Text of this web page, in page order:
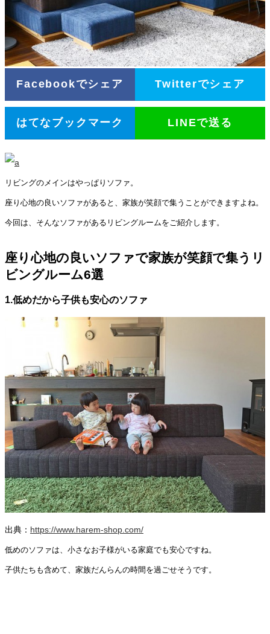
Facebookでシェア Twitterでシェア
はてなブックマーク LINEで送る
リビングのメインはやっぱりソファ。
座り心地の良いソファがあると、家族が笑顔で集うことができますよね。
今回は、そんなソファがあるリビングルームをご紹介します。
座り心地の良いソファで家族が笑顔で集うリ
ビングルーム6選
1.低めだから子供も安心のソファ
出典： https://www.harem-shop.com/
低めのソファは、小さなお子様がいる家庭でも安心ですね。
子供たちも含めて、家族だんらんの時間を過ごせそうです。